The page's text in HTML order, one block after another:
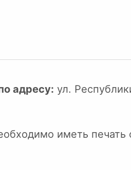
адресу: ул.
иметь печать